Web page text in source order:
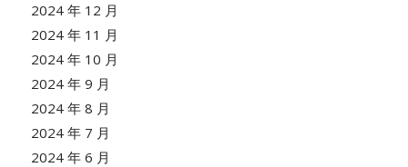
2024 年 12 月
2024 年 11 月
2024 年 10 月
2024 年 9 月
2024 年 8 月
2024 年 7 月
2024 年 6 月